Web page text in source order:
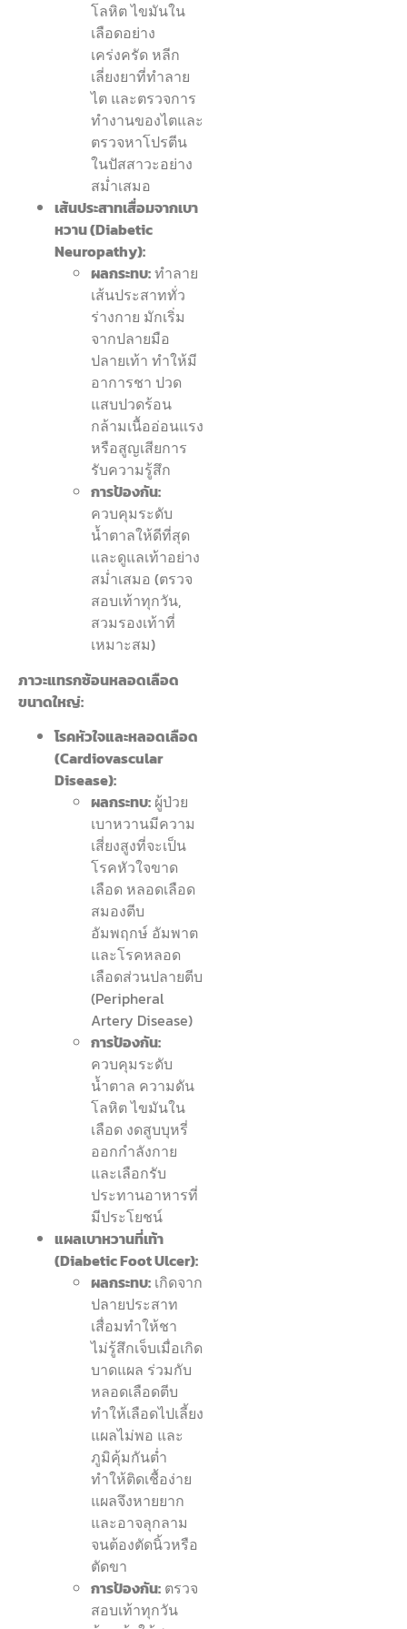
โลหิต ไขมันใน
เลือดอย่าง
เคร่งครัด หลีก
เลี่ยงยาที่ทำลาย
ไต และตรวจการ
ทำงานของไตและ
ตรวจหาโปรตีน
ในปัสสาวะอย่าง
สม่ำเสมอ
เส้นประสาทเสื่อมจากเบา
หวาน (Diabetic
Neuropathy):
ผลกระทบ:ทำลาย
เส้นประสาททั่ว
ร่างกาย มักเริ่ม
จากปลายมือ
ปลายเท้า ทำให้มี
อาการชา ปวด
แสบปวดร้อน
กล้ามเนื้ออ่อนแรง
หรือสูญเสียการ
รับความรู้สึก
การป้องกัน:
ควบคุมระดับ
น้ำตาลให้ดีที่สุด
และดูแลเท้าอย่าง
สม่ำเสมอ (ตรวจ
สอบเท้าทุกวัน,
สวมรองเท้าที่
เหมาะสม)
ภาวะแทรกซ้อนหลอดเลือด
ขนาดใหญ่:
โรคหัวใจและหลอดเลือด
(Cardiovascular
Disease):
ผลกระทบ: ผู้ป่วย
เบาหวานมีความ
เสี่ยงสูงที่จะเป็น
โรคหัวใจขาด
เลือด หลอดเลือด
สมองตีบ
อัมพฤกษ์ อัมพาต
และโรคหลอด
เลือดส่วนปลายตีบ
(Peripheral
Artery Disease)
การป้องกัน:
ควบคุมระดับ
น้ำตาล ความดัน
โลหิต ไขมันใน
เลือด งดสูบบุหรี่
ออกกำลังกาย
และเลือกรับ
ประทานอาหารที่
มีประโยชน์
แผลเบาหวานที่เท้า
(Diabetic Foot Ulcer):
ผลกระทบ: เกิดจาก
ปลายประสาท
เสื่อมทำให้ชา
ไม่รู้สึกเจ็บเมื่อเกิด
บาดแผล ร่วมกับ
หลอดเลือดตีบ
ทำให้เลือดไปเลี้ยง
แผลไม่พอ และ
ภูมิคุ้มกันต่ำ
ทำให้ติดเชื้อง่าย
แผลจึงหายยาก
และอาจลุกลาม
จนต้องตัดนิ้วหรือ
ตัดขา
การป้องกัน: ตรวจ
สอบเท้าทุกวัน